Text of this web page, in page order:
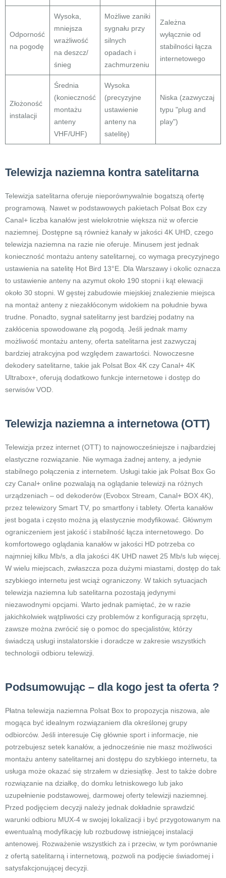
Odporność
na pogodę
Wysoka,
mniejsza
wrażliwość
na deszcz/
śnieg
Możliwe zaniki
sygnału przy
silnych
opadach i
zachmurzeniu
Zależna
wyłącznie od
stabilności łącza
internetowego
Złożoność
instalacji
Średnia
(konieczność
montażu
anteny
VHF/UHF)
Wysoka
(precyzyjne
ustawienie
anteny na
satelitę)
Niska (zazwyczaj
typu "plug and
play")
Telewizja naziemna kontra satelitarna
Telewizja satelitarna oferuje nieporównywalnie bogatszą ofertę
programową. Nawet w podstawowych pakietach Polsat Box czy
Canal+ liczba kanałów jest wielokrotnie większa niż w ofercie
naziemnej. Dostępne są również kanały w jakości 4K UHD, czego
telewizja naziemna na razie nie oferuje. Minusem jest jednak
konieczność montażu anteny satelitarnej, co wymaga precyzyjnego
ustawienia na satelitę Hot Bird 13°E. Dla Warszawy i okolic oznacza
to ustawienie anteny na azymut około 190 stopni i kąt elewacji
około 30 stopni. W gęstej zabudowie miejskiej znalezienie miejsca
na montaż anteny z niezakłóconym widokiem na południe bywa
trudne. Ponadto, sygnał satelitarny jest bardziej podatny na
zakłócenia spowodowane złą pogodą. Jeśli jednak mamy
możliwość montażu anteny, oferta satelitarna jest zazwyczaj
bardziej atrakcyjna pod względem zawartości. Nowoczesne
dekodery satelitarne, takie jak Polsat Box 4K czy Canal+ 4K
Ultrabox+, oferują dodatkowo funkcje internetowe i dostęp do
serwisów VOD.
Telewizja naziemna a internetowa (OTT)
Telewizja przez internet (OTT) to najnowocześniejsze i najbardziej
elastyczne rozwiązanie. Nie wymaga żadnej anteny, a jedynie
stabilnego połączenia z internetem. Usługi takie jak Polsat Box Go
czy Canal+ online pozwalają na oglądanie telewizji na różnych
urządzeniach – od dekoderów (Evobox Stream, Canal+ BOX 4K),
przez telewizory Smart TV, po smartfony i tablety. Oferta kanałów
jest bogata i często można ją elastycznie modyfikować. Głównym
ograniczeniem jest jakość i stabilność łącza internetowego. Do
komfortowego oglądania kanałów w jakości HD potrzeba co
najmniej kilku Mb/s, a dla jakości 4K UHD nawet 25 Mb/s lub więcej.
W wielu miejscach, zwłaszcza poza dużymi miastami, dostęp do tak
szybkiego internetu jest wciąż ograniczony. W takich sytuacjach
telewizja naziemna lub satelitarna pozostają jedynymi
niezawodnymi opcjami. Warto jednak pamiętać, że w razie
jakichkolwiek wątpliwości czy problemów z konfiguracją sprzętu,
zawsze można zwrócić się o pomoc do specjalistów, którzy
świadczą usługi instalatorskie i doradcze w zakresie wszystkich
technologii odbioru telewizji.
Podsumowując – dla kogo jest ta oferta ?
Płatna telewizja naziemna Polsat Box to propozycja niszowa, ale
mogąca być idealnym rozwiązaniem dla określonej grupy
odbiorców. Jeśli interesuje Cię głównie sport i informacje, nie
potrzebujesz setek kanałów, a jednocześnie nie masz możliwości
montażu anteny satelitarnej ani dostępu do szybkiego internetu, ta
usługa może okazać się strzałem w dziesiątkę. Jest to także dobre
rozwiązanie na działkę, do domku letniskowego lub jako
uzupełnienie podstawowej, darmowej oferty telewizji naziemnej.
Przed podjęciem decyzji należy jednak dokładnie sprawdzić
warunki odbioru MUX-4 w swojej lokalizacji i być przygotowanym na
ewentualną modyfikację lub rozbudowę istniejącej instalacji
antenowej. Rozważenie wszystkich za i przeciw, w tym porównanie
z ofertą satelitarną i internetową, pozwoli na podjęcie świadomej i
satysfakcjonującej decyzji.